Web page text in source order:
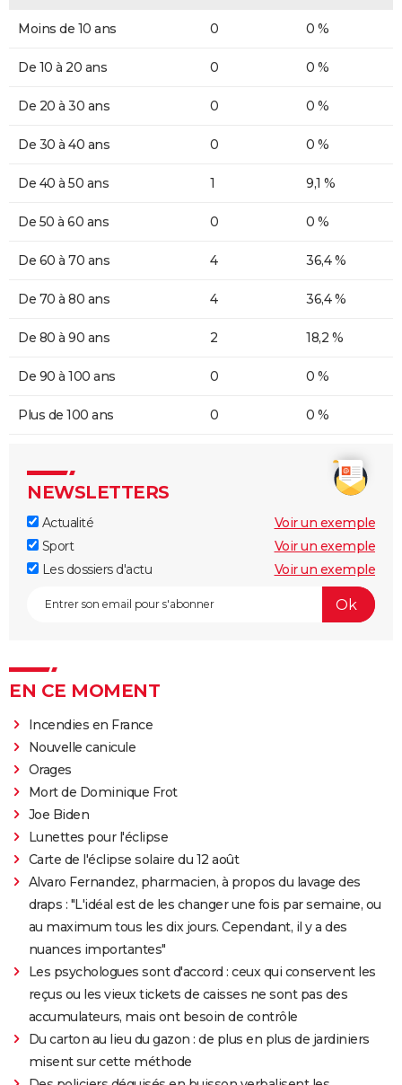
Moins de 10 ans 0 0 %
De 10 à 20 ans 0 0 %
De 20 à 30 ans 0 0 %
De 30 à 40 ans 0 0 %
De 40 à 50 ans 1 9,1 %
De 50 à 60 ans 0 0 %
De 60 à 70 ans 4 36,4 %
De 70 à 80 ans 4 36,4 %
De 80 à 90 ans 2 18,2 %
De 90 à 100 ans 0 0 %
Plus de 100 ans 0 0 %
NEWSLETTERS
Actualité
Voir un exemple
Sport
Voir un exemple
Les dossiers d'actu
Voir un exemple
EN CE MOMENT
Incendies en France
Nouvelle canicule
Orages
Mort de Dominique Frot
Joe Biden
Lunettes pour l'éclipse
Carte de l'éclipse solaire du 12 août
Alvaro Fernandez, pharmacien, à propos du lavage des
draps : "L'idéal est de les changer une fois par semaine, ou
au maximum tous les dix jours. Cependant, il y a des
nuances importantes"
Les psychologues sont d'accord : ceux qui conservent les
reçus ou les vieux tickets de caisses ne sont pas des
accumulateurs, mais ont besoin de contrôle
Du carton au lieu du gazon : de plus en plus de jardiniers
misent sur cette méthode